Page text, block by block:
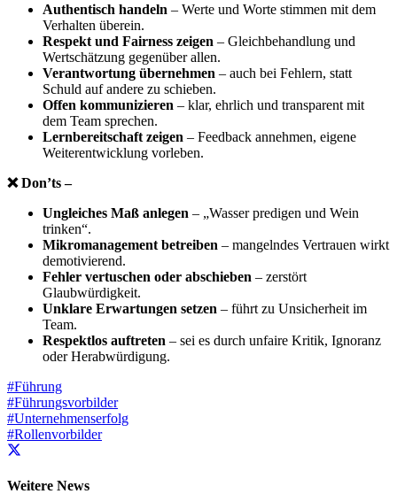
Authentisch handeln – Werte und Worte stimmen mit dem
Verhalten überein.
Respekt und Fairness zeigen – Gleichbehandlung und
Wertschätzung gegenüber allen.
Verantwortung übernehmen – auch bei Fehlern, statt
Schuld auf andere zu schieben.
Offen kommunizieren – klar, ehrlich und transparent mit
dem Team sprechen.
Lernbereitschaft zeigen – Feedback annehmen, eigene
Weiterentwicklung vorleben.
❌Don’ts –
Ungleiches Maß anlegen – „Wasser predigen und Wein
trinken“.
Mikromanagement betreiben – mangelndes Vertrauen wirkt
demotivierend.
Fehler vertuschen oder abschieben – zerstört
Glaubwürdigkeit.
Unklare Erwartungen setzen – führt zu Unsicherheit im
Team.
Respektlos auftreten – sei es durch unfaire Kritik, Ignoranz
oder Herabwürdigung.
#Führung
#Führungsvorbilder
#Unternehmenserfolg
#Rollenvorbilder
Weitere News